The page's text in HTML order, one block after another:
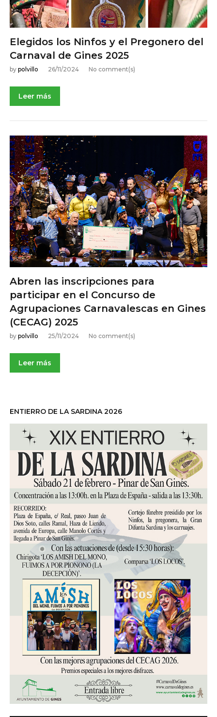
b
r
e
2
0
2
4
Elegidos los Ninfos y el Pregonero del
Carnaval de Gines 2025
26/11/2024
by polvillo No comment(s)
Leer más
NOTICIAS DE ACTUALIDAD
Abren las inscripciones para
participar en el Concurso de
Agrupaciones Carnavalescas en Gines
(CECAG) 2025
25/11/2024
by polvillo No comment(s)
Leer más
ENTIERRO DE LA SARDINA 2026